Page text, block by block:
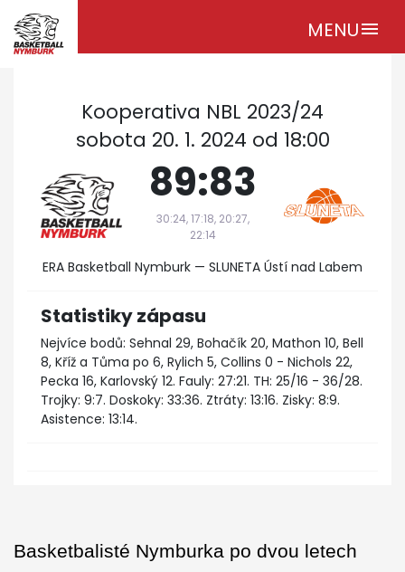
MENUmenu
Kooperativa NBL 2023/24
sobota 20. 1. 2024 od 18:00
89:83
30:24, 17:18, 20:27,
22:14
ERA Basketball Nymburk — SLUNETA Ústí nad Labem
Statistiky zápasu
Nejvíce bodů: Sehnal 29, Bohačík 20, Mathon 10, Bell
8, Kříž a Tůma po 6, Rylich 5, Collins 0 - Nichols 22,
Pecka 16, Karlovský 12. Fauly: 27:21. TH: 25/16 - 36/28.
Trojky: 9:7. Doskoky: 33:36. Ztráty: 13:16. Zisky: 8:9.
Asistence: 13:14.
Basketbalisté Nymburka po dvou letech